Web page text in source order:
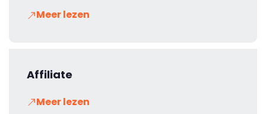
Meer lezen
Affiliate
Meer lezen